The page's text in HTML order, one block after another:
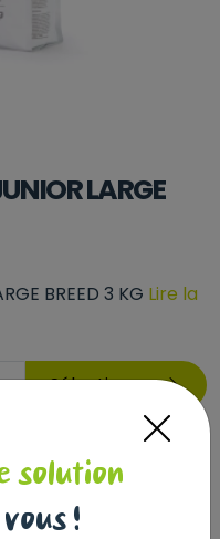
LARGE
BREED 3 KG Lire la
Sélectionner
26
solution
!